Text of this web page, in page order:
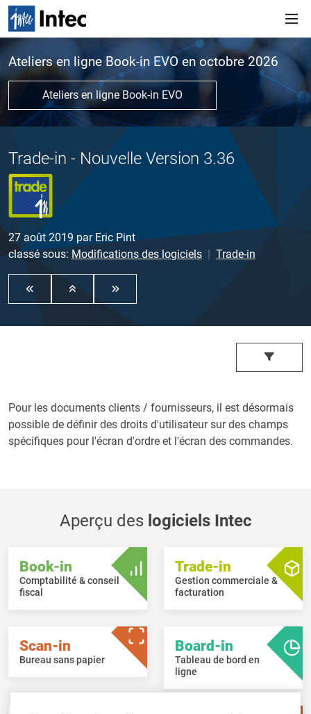
Ateliers en ligne Book-in EVO en octobre 2026
Ateliers en ligne Book-in EVO
Trade-in - Nouvelle Version 3.36
27 août 2019 par Eric Pint
classé sous: Modifications des logiciels Trade-in
Pour les documents clients / fournisseurs, il est désormais
possible de définir des droits d'utilisateur sur des champs
spécifiques pour l'écran d'ordre et l'écran des commandes.
Aperçu des logiciels Intec
Book-in
Comptabilité & conseil
fiscal
Trade-in
Gestion commerciale &
facturation
Scan-in
Bureau sans papier
Board-in
Tableau de bord en
ligne